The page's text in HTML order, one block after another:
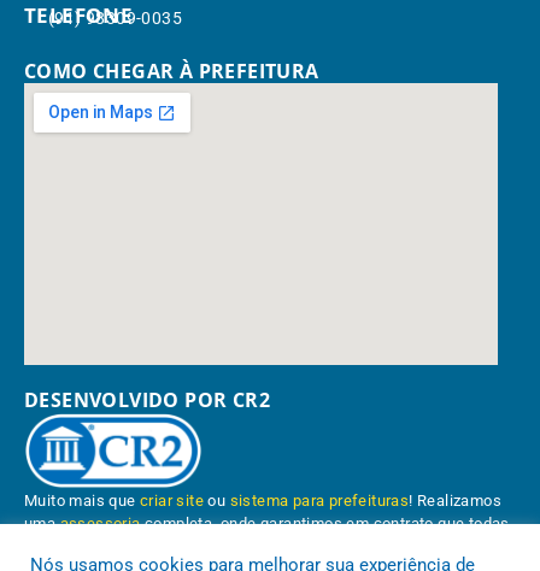
TELEFONE
(91) 98309-0035
COMO CHEGAR À PREFEITURA
DESENVOLVIDO POR CR2
Muito mais quecriar site ou sistema para prefeituras! Realizamos
umaassessoriacompleta, onde garantimos em contrato que todas
Nós usamos cookies para melhorar sua experiência de